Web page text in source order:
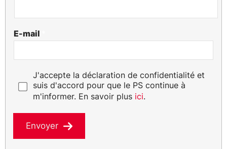
E-mail
n
J'accepte la déclaration de confidentialité et
suis d'accord pour que le PS continue à
m'informer. En savoir plus ici.
Envoyer